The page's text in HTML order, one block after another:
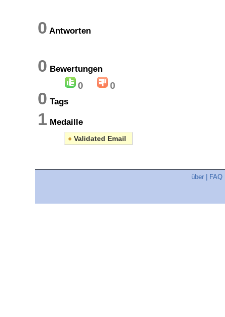
0 Antworten
0 Bewertungen
0 0
0 Tags
1 Medaille
● Validated Email
über FAQ